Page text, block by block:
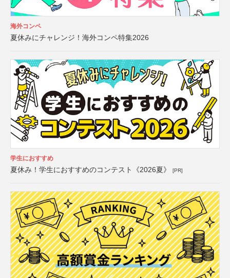
海外コンペ
夏休みにチャレンジ！海外コンペ特集2026
学生におすすめ
夏休み！学生におすすめのコンテスト《2026夏》 [PR]